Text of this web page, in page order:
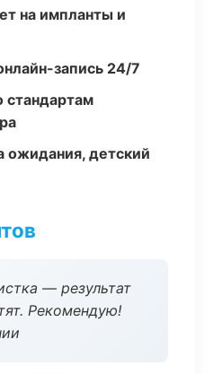
на импланты и
запись 24/7
стандартам
ожидания, детский
— результат
Рекомендую!